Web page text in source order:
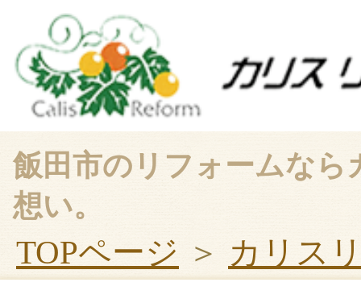
飯田市のリフォームな
想い。
TOPページ ＞ カリス